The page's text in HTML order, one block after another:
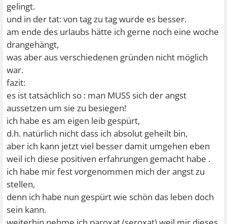
gelingt.
und in der tat: von tag zu tag wurde es besser.
am ende des urlaubs hätte ich gerne noch eine woche
drangehängt,
was aber aus verschiedenen gründen nicht möglich
war.
fazit:
es ist tatsächlich so : man MUSS sich der angst
aussetzen um sie zu besiegen!
ich habe es am eigen leib gespürt,
d.h. natürlich nicht dass ich absolut geheilt bin,
aber ich kann jetzt viel besser damit umgehen eben
weil ich diese positiven erfahrungen gemacht habe .
ich habe mir fest vorgenommen mich der angst zu
stellen,
denn ich habe nun gespürt wie schön das leben doch
sein kann.